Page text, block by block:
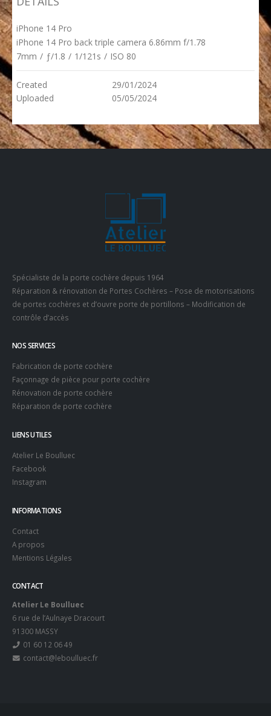
iPhone 14 Pro
iPhone 14 Pro back triple camera 6.86mm f/1.78
7mm / ƒ/1.8 / 1/121s / ISO 80
Created
29/01/2024
Uploaded
05/05/2024
Spécialiste de la porte cochère depuis 1964
Réparation & rénovation de Portes Cochères – Pose de motorisations
de portes cochères et d’ouvre porte de portillons – Modification de
contrôle d’accès
NOS SERVICES
Fabrication de porte cochère
Façonnage de pièce pour porte cochère
Rénovation de porte cochère
Réparation de porte cochère
LIENS UTILES
Atelier Le Boulluec
Facebook
Instagram
INFORMATIONS
Contact
A propos
Mentions Légales
CONTACT
Atelier Le Boulluec
6 rue de l’Aulnaye Dracourt
91300 MASSY
01 60 12 06 49
contact@leboulluec.fr